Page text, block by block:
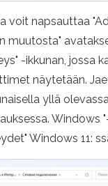
voit napsauttaa
muutosta"
-ikkunan, jossa
näytetään.
yllä
Windows
Windows 11: